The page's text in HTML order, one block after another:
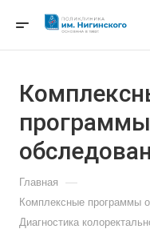
программы
Главная —
Комплексные программы
Диагностика